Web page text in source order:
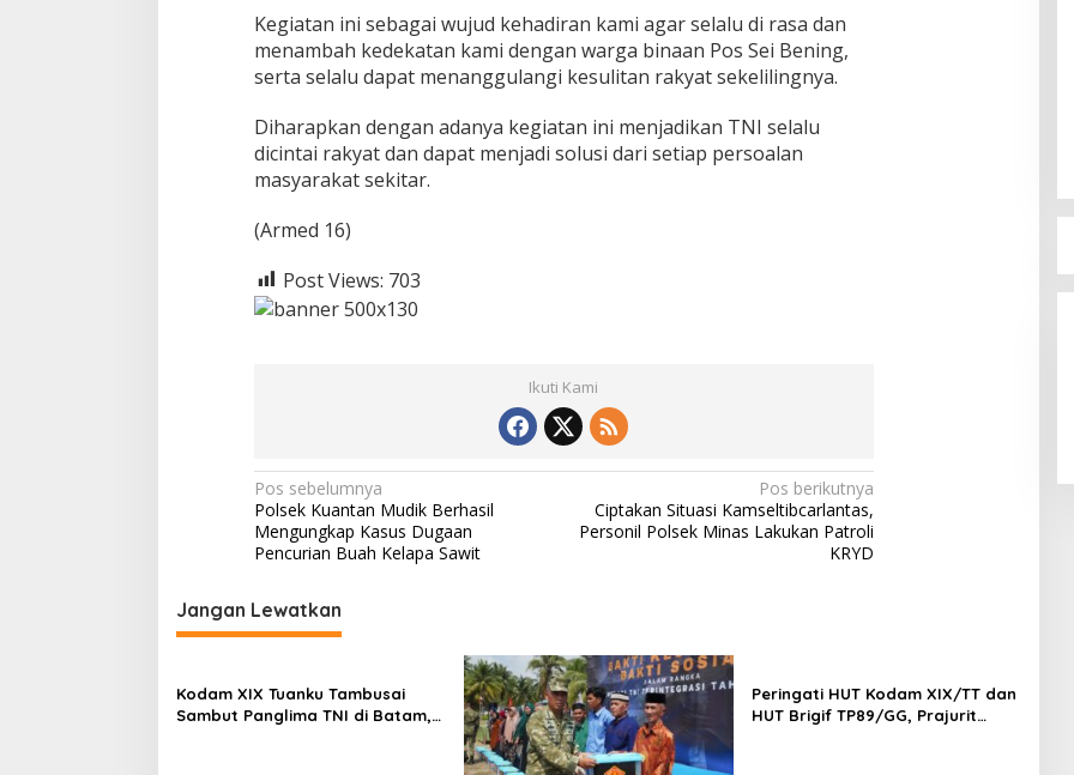
a
d
a
s
y
a
a
t
P
a
n
Kegiatan ini sebagai wujud kehadiran kami agar selalu di rasa dan
menambah kedekatan kami dengan warga binaan Pos Sei Bening,
serta selalu dapat menanggulangi kesulitan rakyat sekelilingnya.
Diharapkan dengan adanya kegiatan ini menjadikan TNI selalu
dicintai rakyat dan dapat menjadi solusi dari setiap persoalan
masyarakat sekitar.
(Armed 16)
Post Views: 703
Ikuti Kami
N
a
v
i
g
s
i
Pos sebelumnya
Polsek Kuantan Mudik Berhasil
Mengungkap Kasus Dugaan
Pencurian Buah Kelapa Sawit
Pos berikutnya
Ciptakan Situasi Kamseltibcarlantas,
Personil Polsek Minas Lakukan Patroli
KRYD
Jangan Lewatkan
Kodam XIX Tuanku Tambusai
Sambut Panglima TNI di Batam,
Peringati HUT Kodam XIX/TT dan
HUT Brigif TP89/GG, Prajurit